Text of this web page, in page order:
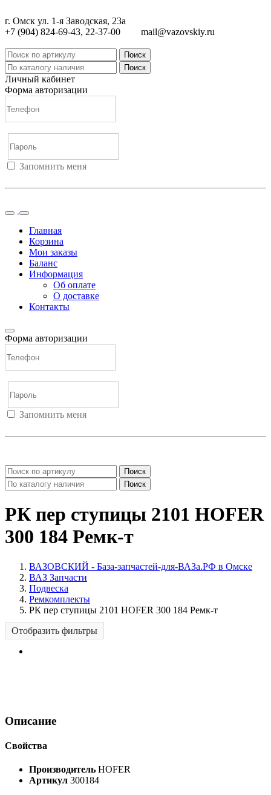
г. Омск ул. 1-я Заводская, 23а
+7 (904) 824-69-43, 22-37-00
mail@vazovskiy.ru
Поиск
Поиск
Личный кабинет
Форма авторизации
Запомнить меня
Главная
Корзина
Мои заказы
Баланс
Информация
Об оплате
О доставке
Контакты
Форма авторизации
Запомнить меня
Поиск
Поиск
РК пер ступицы 2101 HOFER
300 184 Ремк-т
ВАЗОВСКИЙ - База-запчастей-для-ВАЗа.РФ в Омске
ВАЗ Запчасти
Подвеска
Ремкомплекты
РК пер ступицы 2101 HOFER 300 184 Ремк-т
Отобразить фильтры
Описание
Свойства
Производитель HOFER
Артикул 300184